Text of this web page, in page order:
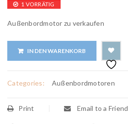
1 VORRÄTIG
Außenbordmotor zu verkaufen
IN DEN WARENKORB
Categories: Außenbordmotoren
Print Email to a Friend